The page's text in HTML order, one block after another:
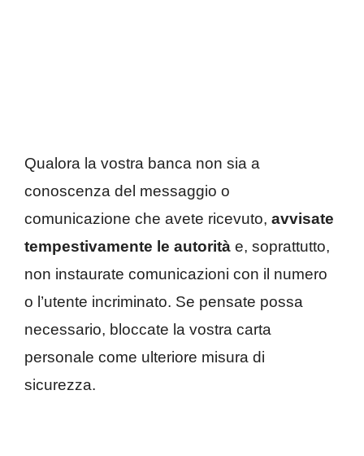
Qualora la vostra banca non sia a
conoscenza del messaggio o
comunicazione che avete ricevuto, avvisate
tempestivamente le autorità e, soprattutto,
non instaurate comunicazioni con il numero
o l’utente incriminato. Se pensate possa
necessario, bloccate la vostra carta
personale come ulteriore misura di
sicurezza.